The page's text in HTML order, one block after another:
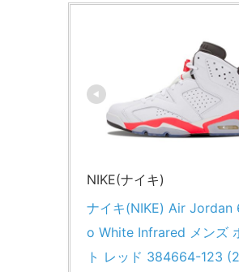
NIKE(ナイキ)
ナイキ(NIKE) Air Jordan
o White Infrared メンズ
ト レッド 384664-123